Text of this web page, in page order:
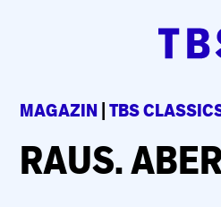
MAGAZIN |TBS
RAUS.